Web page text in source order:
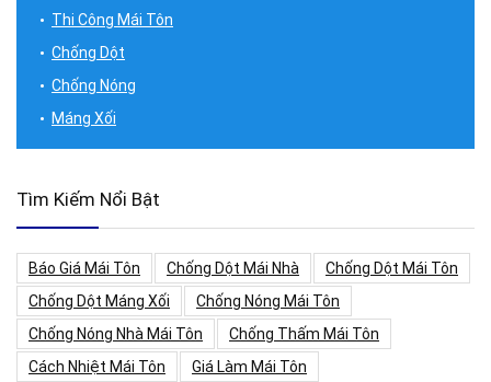
Thi Công Mái Tôn
Chống Dột
Chống Nóng
Máng Xối
Tìm Kiếm Nổi Bật
Báo Giá Mái Tôn Chống Dột Mái Nhà
Chống Dột Mái Tôn
Chống Dột Máng Xối
Chống Nóng Mái Tôn
Chống Nóng Nhà Mái Tôn
Chống Thấm Mái Tôn
Cách Nhiệt Mái Tôn
Giá Làm Mái Tôn